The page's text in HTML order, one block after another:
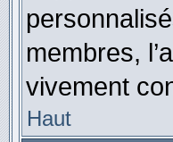
membres,
vivement
Haut